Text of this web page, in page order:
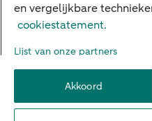
Over ABN AMRO
Toegankelijkheid
PrivacyDisclaimer
en vergelijkbare
cookiestatement.
Lijst van onze partners
Akkoord